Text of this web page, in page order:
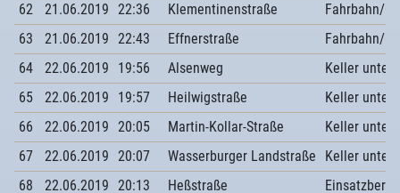
62
21.06.2019 22:36 Klementinenstraße
Fahrbahn/
63
21.06.2019 22:43 Effnerstraße
Fahrbahn/
64
22.06.2019 19:56 Alsenweg
Keller unter
65
22.06.2019 19:57 Heilwigstraße
Keller unter
66
22.06.2019 20:05 Martin-Kollar-Straße
Keller unter
67
22.06.2019 20:07 Wasserburger Landstraße
Keller unter
68
22.06.2019 20:13 Heßstraße